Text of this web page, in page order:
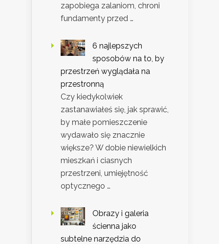
zapobiega zalaniom, chroni
fundamenty przed …
6 najlepszych
sposobów na to, by
przestrzeń wyglądała na
przestronną
Czy kiedykolwiek
zastanawiałeś się, jak sprawić,
by małe pomieszczenie
wydawało się znacznie
większe? W dobie niewielkich
mieszkań i ciasnych
przestrzeni, umiejętność
optycznego …
Obrazy i galeria
ścienna jako
subtelne narzędzia do